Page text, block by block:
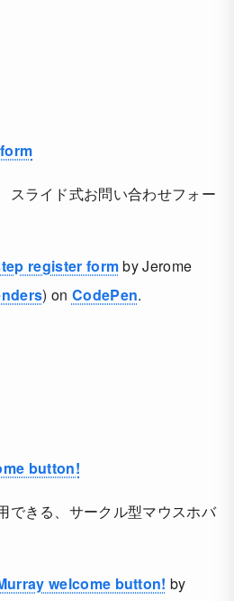
スライド式お問い合わせフォー
register formby Jerome
) on CodePen.
button!
できる、サークル型マウスホバ
welcome button! by